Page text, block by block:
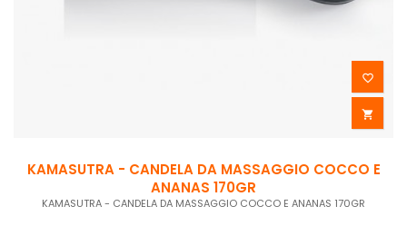


KAMASUTRA - CANDELA DA MASSAGGIO COCCO E
ANANAS 170GR
KAMASUTRA - CANDELA DA MASSAGGIO COCCO E ANANAS 170GR